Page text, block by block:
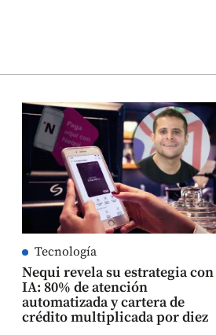
Tecnología
Nequi revela su estrategia con
IA: 80% de atención
automatizada y cartera de
crédito multiplicada por diez